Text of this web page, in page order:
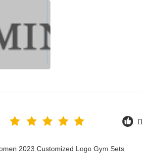
2023 Customized Logo Gym Sets